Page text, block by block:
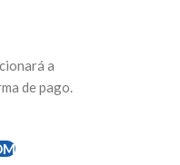
a
de pago.